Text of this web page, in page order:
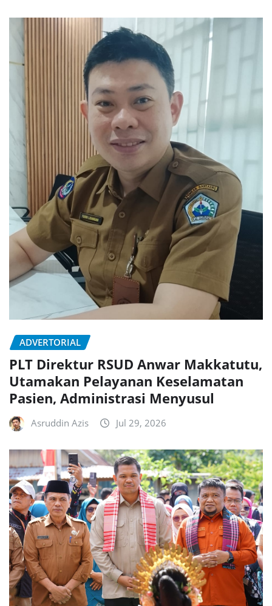
ADVERTORIAL
PLT Direktur RSUD Anwar Makkatutu,
Utamakan Pelayanan Keselamatan
Pasien, Administrasi Menyusul
Asruddin Azis Jul 29, 2026